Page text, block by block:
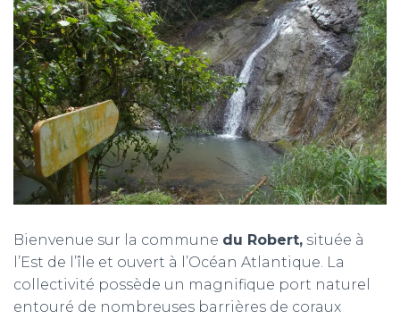
A
T
I
O
N
Bienvenue sur la commune du Robert, située à
l’Est de l’île et ouvert à l’Océan Atlantique. La
collectivité possède un magnifique port naturel
entouré de nombreuses barrières de coraux